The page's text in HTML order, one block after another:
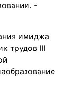
-
имиджа
трудов III